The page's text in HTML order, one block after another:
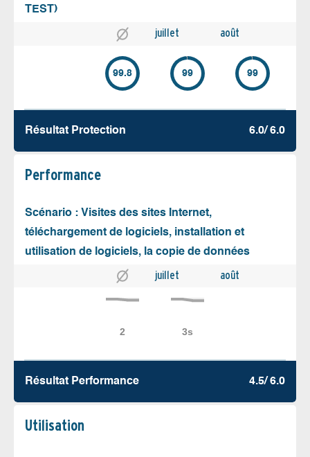
TEST)
juillet août
99.8 99 99
Résultat Protection 6.0/ 6.0
Performance
Scénario : Visites des sites Internet,
téléchargement de logiciels, installation et
utilisation de logiciels, la copie de données
juillet août
Résultat Performance 4.5/ 6.0
Utilisation